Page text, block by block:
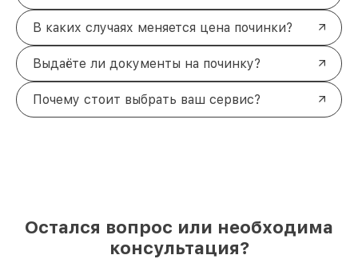
В каких случаях меняется цена починки?
Выдаёте ли документы на починку?
Почему стоит выбрать ваш сервис?
Остался вопрос или необходима
консультация?